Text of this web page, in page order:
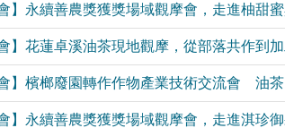
會】永續善農獎獲獎場域觀摩會，走進柚甜
】花蓮卓溪油茶現地觀摩，從部落共作到
會】檳榔廢園轉作作物產業技術交流會 油
】永續善農獎獲獎場域觀摩會，走進淇珍